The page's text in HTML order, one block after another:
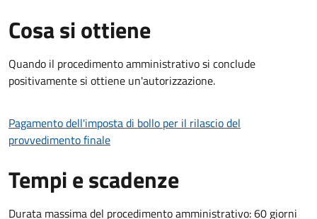
Cosa si ottiene
Quando il procedimento amministrativo si conclude
positivamente si ottiene un'autorizzazione.
Pagamento dell'imposta di bollo per il rilascio del
provvedimento finale
Tempi e scadenze
Durata massima del procedimento amministrativo: 60 giorni